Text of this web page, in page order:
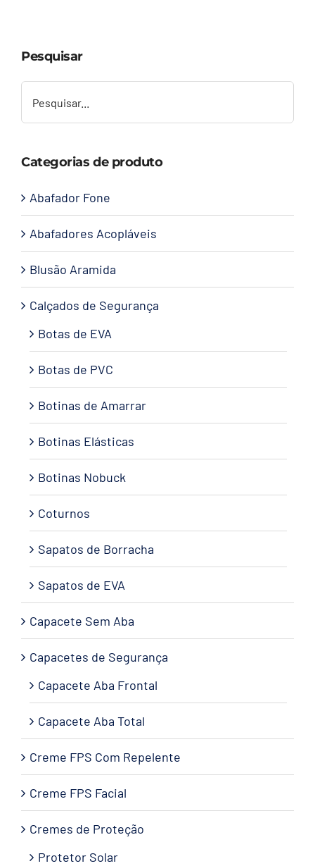
Contato
Pesquisar
Categorias de produto
Abafador Fone
Abafadores Acopláveis
Blusão Aramida
Calçados de Segurança
Botas de EVA
Botas de PVC
Botinas de Amarrar
Botinas Elásticas
Botinas Nobuck
Coturnos
Sapatos de Borracha
Sapatos de EVA
Capacete Sem Aba
Capacetes de Segurança
Capacete Aba Frontal
Capacete Aba Total
Creme FPS Com Repelente
Creme FPS Facial
Cremes de Proteção
Protetor Solar